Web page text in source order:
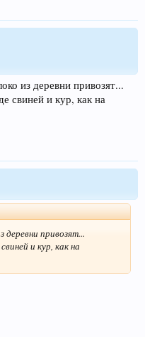
из деревни привозят...
свиней и кур, как на
деревни привозят...
и кур, как на